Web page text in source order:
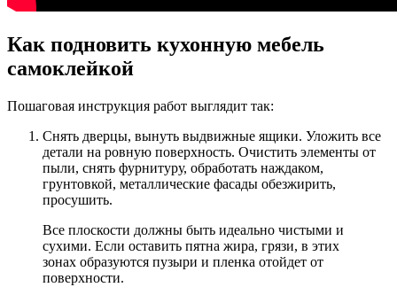
Как подновить кухонную мебель
самоклейкой
Пошаговая инструкция работ выглядит так:
Снять дверцы, вынуть выдвижные ящики. Уложить все
детали на ровную поверхность. Очистить элементы от
пыли, снять фурнитуру, обработать наждаком,
грунтовкой, металлические фасады обезжирить,
просушить.
Все плоскости должны быть идеально чистыми и
сухими. Если оставить пятна жира, грязи, в этих
зонах образуются пузыри и пленка отойдет от
поверхности.